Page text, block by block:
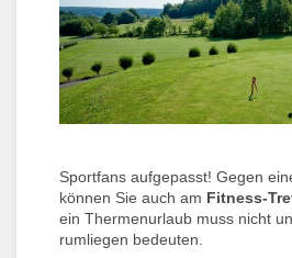
Sportfans aufgepasst! Gegen
können Sie auch am Fitness-
ein Thermenurlaub muss nicht
rumliegen bedeuten.